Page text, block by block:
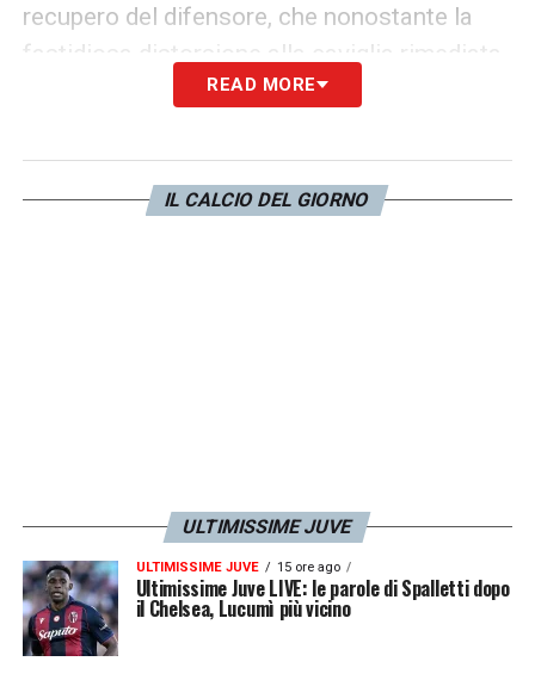
recupero del difensore, che nonostante la
fastidiosa distorsione alla caviglia rimediata
ad Empoli dovrebbe farcela a tornare tra i
LA PLAYLIST DELLE NOSTRE TOP NEWS
READ MORE
IL CALCIO DEL GIORNO
ULTIMISSIME JUVE
ULTIMISSIME JUVE 15 ore ago
Ultimissime Juve LIVE: le parole di Spalletti dopo
il Chelsea, Lucumì più vicino